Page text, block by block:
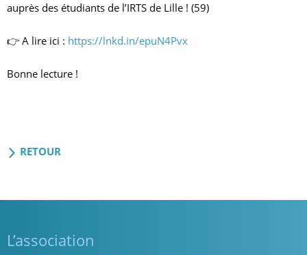
auprès des étudiants de l’IRTS de Lille ! (59)
👉 A lire ici : https://lnkd.in/epuN4Pvx
Bonne lecture !
RETOUR
L’association